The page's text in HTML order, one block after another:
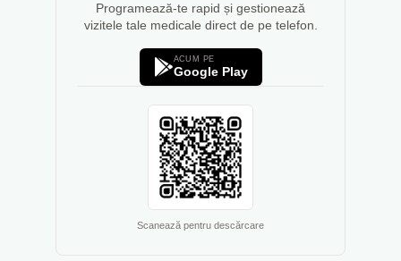
Programează-te rapid și gestionează
vizitele tale medicale direct de pe telefon.
ACUM PE
Google Play
Scanează pentru descărcare